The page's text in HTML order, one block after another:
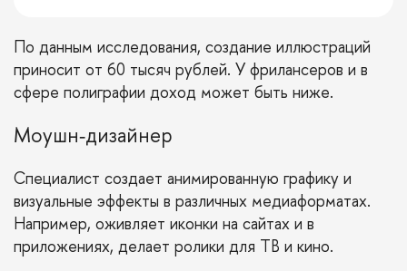
По данным исследования, создание иллюстраций
приносит от 60 тысяч рублей. У фрилансеров и в
сфере полиграфии доход может быть ниже.
Моушн‑дизайнер
Специалист создает анимированную графику и
визуальные эффекты в различных медиаформатах.
Например, оживляет иконки на сайтах и в
приложениях, делает ролики для ТВ и кино.